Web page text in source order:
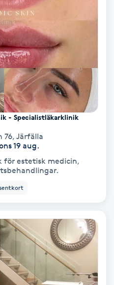
- Specialistläkarklinik
76, Järfälla
19 aug.
för estetisk medicin,